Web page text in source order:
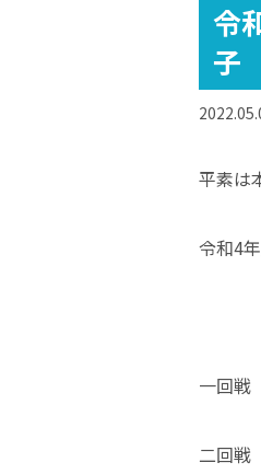
令
子
平素は
令和4
一回
二回